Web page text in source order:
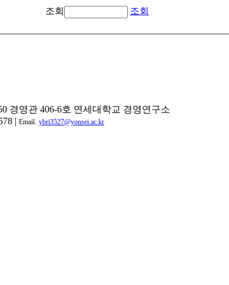
조회 조회
경영관 406-6호 연세대학교 경영연구소
| Email. ybri3527@yonsei.ac.kr